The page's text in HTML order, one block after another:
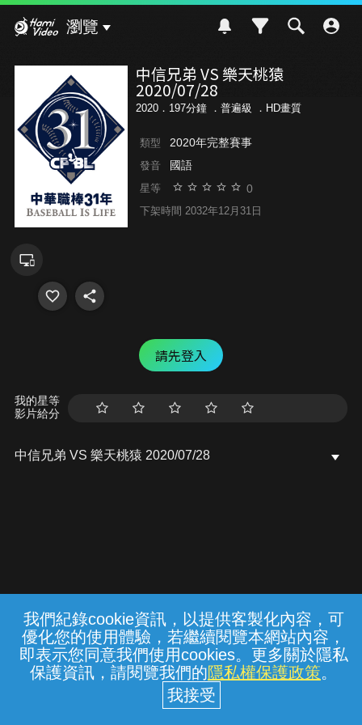
我們紀錄cookie資訊，以提供客製化內容，可
優化您的使用體驗，若繼續閱覽本網站內容，
即表示您同意我們使用cookies。更多關於隱私
保護資訊，請閱覽我們的隱私權保護政策。
瀏覽
中信兄弟 VS 樂天桃猿
2020/07/28
2020．197分鐘 ． 普遍級 ．HD畫質
類型 2020年完整賽事
發音 國語
星等 0
下架時間 2032年12月31日
請先登入
我的星等
影片給分
中信兄弟 VS 樂天桃猿 2020/07/28
常見問題 線上客服 服務條款 隱私權保護
中華電信股份有限公司個人家庭分公司
(統一編號：96979949) © 2026
{{notifyMsg}}